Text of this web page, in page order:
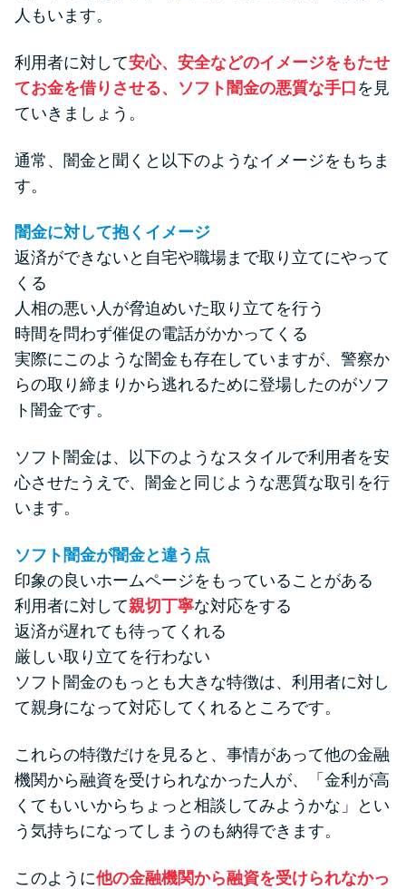
説！ もっとも便利でお得な返済
方法はどれ？
落ちる？バンクイックの口コミ
みずほ銀行カードローンの問い
合わせ先とシーン別の問い合わ
せ方法
人もいます。
利用者に対して安心、安全などのイメージをもたせ
てお金を借りさせる、ソフト闇金の悪質な手口 を見
ていきましょう。
通常、闇金と聞くと以下のようなイメージをもちま
す。
闇金に対して抱くイメージ
返済ができないと自宅や職場まで取り立てにやって
くる
人相の悪い人が脅迫めいた取り立てを行う
時間を問わず催促の電話がかかってくる
実際にこのような闇金も存在していますが、警察か
らの取り締まりから逃れるために登場したのがソフ
ト闇金です。
ソフト闇金は、以下のようなスタイルで利用者を安
心させたうえで、闇金と同じような悪質な取引を行
います。
ソフト闇金が闇金と違う点
印象の良いホームページをもっていることがある
利用者に対して親切丁寧な対応をする
返済が遅れても待ってくれる
厳しい取り立てを行わない
ソフト闇金のもっとも大きな特徴は、利用者に対し
て親身になって対応してくれるところです。
これらの特徴だけを見ると、事情があって他の金融
機関から融資を受けられなかった人が、「金利が高
くてもいいからちょっと相談してみようかな」とい
う気持ちになってしまうのも納得できます。
このように他の金融機関から融資を受けられなかっ